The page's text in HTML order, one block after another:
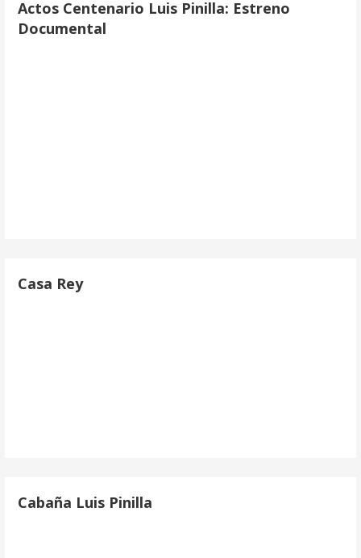
Actos Centenario Luis Pinilla: Estreno
Documental
Casa Rey
Cabaña Luis Pinilla